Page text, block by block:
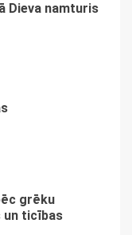
Dieva namturis
grēku
un ticības